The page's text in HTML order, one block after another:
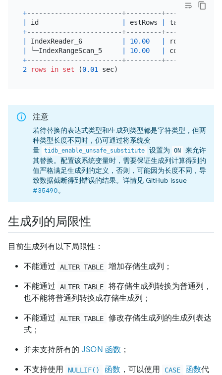
+------------------------+---------+-----------
id estRows task
+------------------------+---------+-----------
IndexReader_6 10.00 root
└─IndexRangeScan_5 10.00 cop[tikv]
+------------------------+---------+-----------
2
rows in set (0.01
注意
若待替换的表达式类型和生成列类型都是字符类型，但两
种类型长度不同时，仍可通过将系统变
量
tidb_enable_unsafe_substitute 设置为 ON
来允许
其替换。配置该系统变量时，需要保证生成列计算得到的
值严格满足生成列的定义，否则，可能因为长度不同，导
致数据截断得到错误的结果。详情见 GitHub issue
#35490。
生成列的局限性
目前生成列有以下局限性：
不能通过 ALTER TABLE 增加存储生成列；
不能通过 ALTER TABLE
将存储生成列转换为普通列，
也不能将普通列转换成存储生成列；
不能通过 ALTER TABLE
修改存储生成列的生成列表达
式；
并未支持所有的 JSON 函数 ；
不支持使用 NULLIF() 函数 ，可以使用 CASE 函数代